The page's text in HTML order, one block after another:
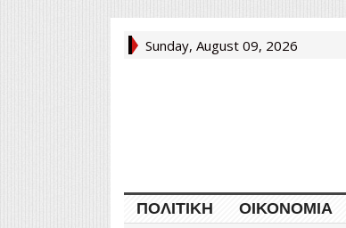
Sunday, August 09, 2026
ΠΟΛΙΤΙΚΉ ΟΙΚΟΝΟΜΊΑ